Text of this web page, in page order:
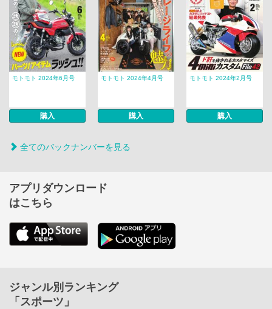
モトモト 2024年6月号
購入
モトモト 2024年4月号
購入
モトモト 2024年2月号
購入
全てのバックナンバーを見る
アプリダウンロード
はこちら
ジャンル別ランキング
「スポーツ」